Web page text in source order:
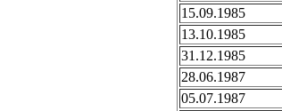
15.09.1985
13.10.1985
31.12.1985
28.06.1987
05.07.1987